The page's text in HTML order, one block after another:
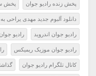
پخش زنده راديو جوان پخش
دانلود آلبوم جدید مهدی یراحی به
راديو جوان اندرويد راديو
راديو جوان موزيک ريميکس
کانال تلگرام راديو جوان